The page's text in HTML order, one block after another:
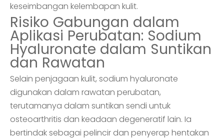
keseimbangan kelembapan kulit.
Risiko Gabungan dalam
Aplikasi Perubatan: Sodium
Hyaluronate dalam Suntikan
dan Rawatan
Selain penjagaan kulit, sodium hyaluronate
digunakan dalam rawatan perubatan,
terutamanya dalam suntikan sendi untuk
osteoarthritis dan keadaan degeneratif lain. Ia
bertindak sebagai pelincir dan penyerap hentakan